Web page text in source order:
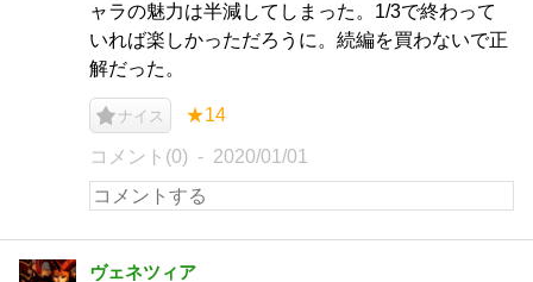
ャラの魅力は半減してしまった。1/3で終わって
いれば楽しかっただろうに。続編を買わないで正
解だった。
ナイス ★14
コメント(0) 2020/01/01
ヴェネツィア